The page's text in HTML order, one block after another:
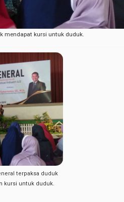
mendapat kursi untuk duduk.
terpaksa duduk
kursi untuk duduk.